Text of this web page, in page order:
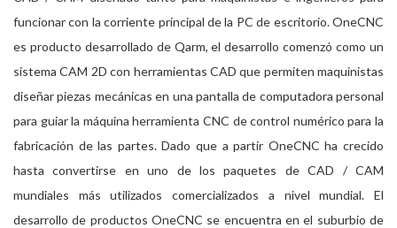
funcionar con la corriente principal de la PC de escritorio. OneCNC
es producto desarrollado de Qarm, el desarrollo comenzó como un
sistema CAM 2D con herramientas CAD que permiten maquinistas
diseñar piezas mecánicas en una pantalla de computadora personal
para guiar la máquina herramienta CNC de control numérico para la
fabricación de las partes. Dado que a partir OneCNC ha crecido
hasta convertirse en uno de los paquetes de CAD / CAM
mundiales más utilizados comercializados a nivel mundial. El
desarrollo de productos OneCNC se encuentra en el suburbio de